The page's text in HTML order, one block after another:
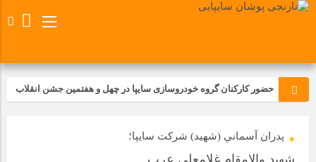
حضور کارکنان گروه خودروسازی سایپا در چهل و هفتمین جشن انقلاب
تجدید بیعت کارکنان شرکت پارس خودرو با آرمان های رهبر کبیر و فقید
انقلاب اسلامی ایران
پدران آسماني (شهيد) شركت سايپا؛
شهید والامقام غلامعلی عرب